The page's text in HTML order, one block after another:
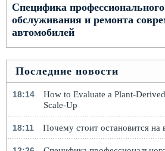
Специфика профессионального
обслуживания и ремонта
автомобилей
Последние новости
18:14
How to Evaluate a Plant-
Scale-Up
18:11 Почему стоит остановится на